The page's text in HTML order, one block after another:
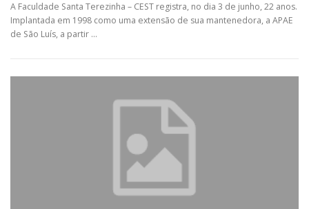
A Faculdade Santa Terezinha – CEST registra, no dia 3 de junho, 22 anos.
Implantada em 1998 como uma extensão de sua mantenedora, a APAE
de São Luís, a partir …